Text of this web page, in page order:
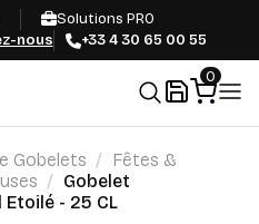
Solutions PRO
nous +33 4 30 65 00 55
0
Gobelets
Fêtes &
Gobelet
- 25 CL